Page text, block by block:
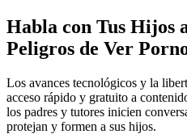
Habla con Tus Hijos
Peligros de Ver
Los avances tecnológicos y la
acceso rápido y gratuito a
los padres y tutores inicien
protejan y formen a sus hijos.